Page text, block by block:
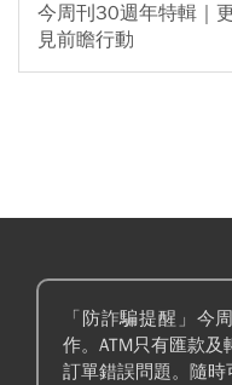
今周刊30週年特輯｜
見前瞻行動
「防詐騙提醒」今
作。ATM只有匯款
訂單錯誤問題。隨時